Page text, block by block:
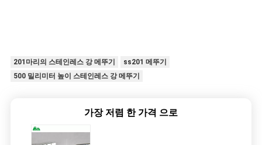
201마리의 스테인레스 강 메뚜기
ss201 메뚜기
500 밀리미터 높이 스테인레스 강 메뚜기
가장 저렴 한 가격 으로